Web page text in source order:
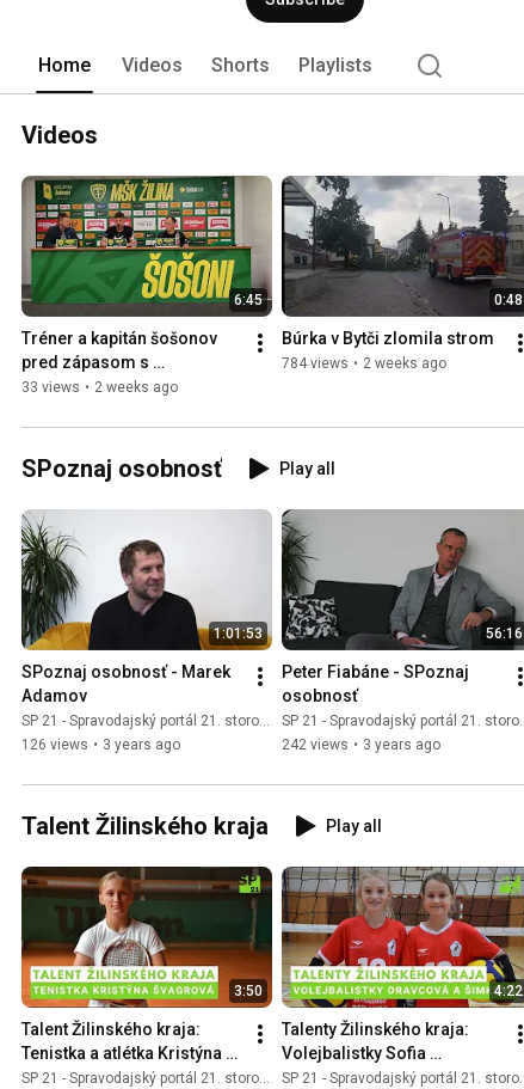
Home Videos Shorts Playlists
Videos
6:45
Tréner a kapitán šošonov
pred zápasom s
Katowicami
33 views • 2 weeks ago
0:48
Búrka v Bytči zlomila strom
784 views • 2 weeks ago
SPoznaj osobnosť Play all
1:01:53
SPoznaj osobnosť - Marek
Adamov
SP 21 - Spravodajský portál 21. storočia
126 views • 3 years ago
56:16
Peter Fiabáne - SPoznaj
osobnosť
SP 21 - Spravodajský portál 21. storočia
242 views • 3 years ago
Talent Žilinského kraja Play all
3:50
Talent Žilinského kraja:
Tenistka a atlétka Kristýna
Švagrová
SP 21 - Spravodajský portál 21. storočia
4:22
Talenty Žilinského kraja:
Volejbalistky Sofia
Oravcová a Lucia Šimková
SP 21 - Spravodajský portál 21. storočia